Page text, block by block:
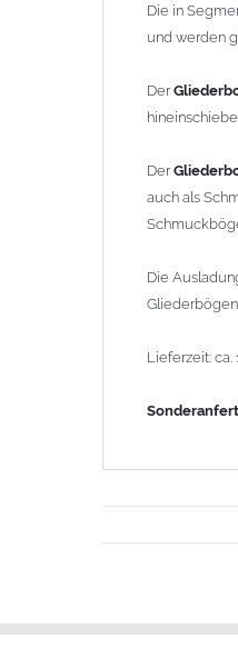
Die in
und werden
Der
Der
auch als
Die
Lieferzeit: ca.